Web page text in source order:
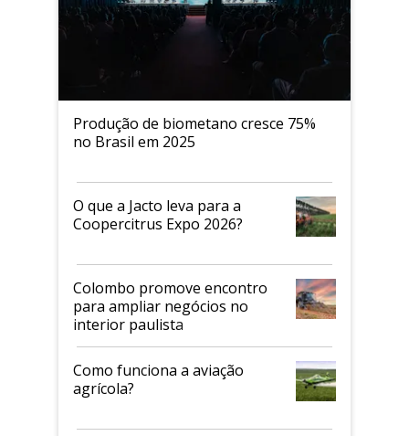
Produção de biometano cresce 75%
no Brasil em 2025
O que a Jacto leva para a
Coopercitrus Expo 2026?
Colombo promove encontro
para ampliar negócios no
interior paulista
Como funciona a aviação
agrícola?